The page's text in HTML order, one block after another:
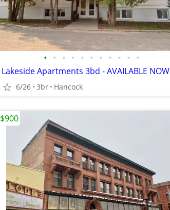
• • • • • • • • • • •
Lakeside Apartments 3bd - AVAILABLE NOW
6/26 3br Hancock
$900